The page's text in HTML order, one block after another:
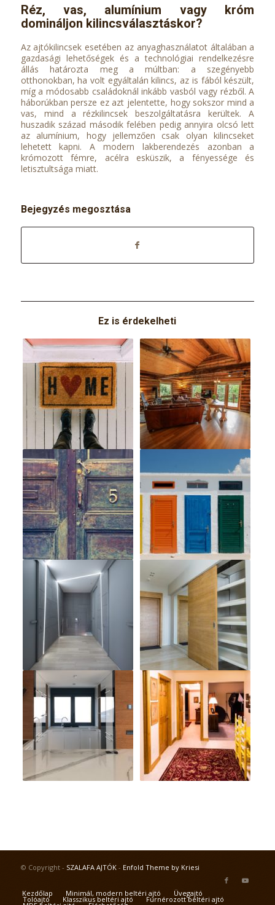
Réz, vas, alumínium vagy króm
domináljon kilincsválasztáskor?
Az ajtókilincsek esetében az anyaghasználatot általában a
gazdasági lehetőségek és a technológiai rendelkezésre
állás határozta meg a múltban: a szegényebb
otthonokban, ha volt egyáltalán kilincs, az is fából készült,
míg a módosabb családoknál inkább vasból vagy rézből. A
háborúkban persze ez azt jelentette, hogy sokszor mind a
vas, mind a rézkilincsek beszolgáltatásra kerültek. A
huszadik század második felében pedig annyira olcsó lett
az alumínium, hogy jellemzően csak olyan kilincseket
lehetett kapni. A modern lakberendezés azonban a
krómozott fémre, acélra esküszik, a fényessége és
letisztultsága miatt.
Bejegyzés megosztása
Ez is érdekelheti
© Copyright - SZALAFA AJTÓK- Enfold Theme by Kriesi
Kezdőlap Minimál, modern beltéri ajtó Üvegajtó
Tolóajtó Klasszikus beltéri ajtó Furnérozott beltéri ajtó